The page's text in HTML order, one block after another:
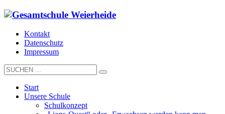
Kontakt
Datenschutz
Impressum
Start
Unsere Schule
Schulkonzept